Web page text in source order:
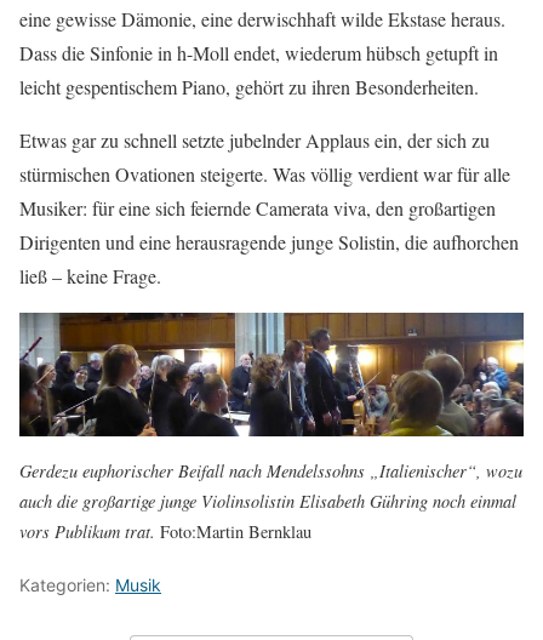
eine gewisse Dämonie, eine derwischhaft wilde Ekstase heraus.
Dass die Sinfonie in h-Moll endet, wiederum hübsch getupft in
leicht gespentischem Piano, gehört zu ihren Besonderheiten.
Etwas gar zu schnell setzte jubelnder Applaus ein, der sich zu
stürmischen Ovationen steigerte. Was völlig verdient war für alle
Musiker: für eine sich feiernde Camerata viva, den großartigen
Dirigenten und eine herausragende junge Solistin, die aufhorchen
ließ – keine Frage.
Gerdezu euphorischer Beifall nach Mendelssohns „Italienischer“, wozu
auch die großartige junge Violinsolistin Elisabeth Gühring noch einmal
vors Publikum trat. Foto:Martin Bernklau
Kategorien: Musik